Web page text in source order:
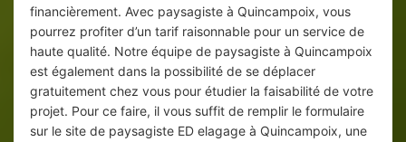
financièrement. Avec paysagiste à Quincampoix, vous
pourrez profiter d’un tarif raisonnable pour un service de
haute qualité. Notre équipe de paysagiste à Quincampoix
est également dans la possibilité de se déplacer
gratuitement chez vous pour étudier la faisabilité de votre
projet. Pour ce faire, il vous suffit de remplir le formulaire
sur le site de paysagiste ED elagage à Quincampoix, une